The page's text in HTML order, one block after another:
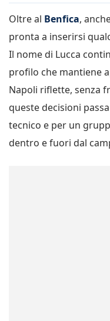
Oltre al Benfica,
pronta a inserirsi
Il nome di Lucca
profilo che mantiene
Napoli riflette, senza
queste decisioni
tecnico e per un
dentro e fuori dal